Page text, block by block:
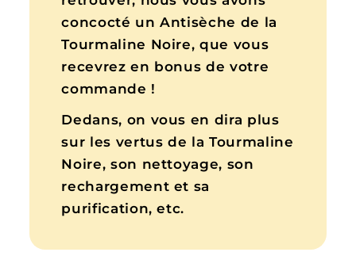
concocté un Antisèche de la
Tourmaline Noire, que vous
recevrez en bonus de votre
commande !
Dedans, on vous en dira plus
sur les vertus de la Tourmaline
Noire, son nettoyage, son
rechargement et sa
purification, etc.